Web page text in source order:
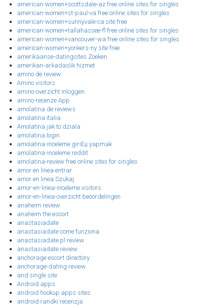
american-women+scottsdale-az free online sites for singles
american-women+st-paul-va free online sites for singles
american-women+sunnyvale-ca site free
american-women+tallahassee-fl free online sites for singles
american-women+vancouver-wa free online sites for singles
american-women+yonkers-ny site free
amerikaanse-datingsites Zoeken
amerikan-arkadaslik hizmet
amino de review
Amino visitors
amino-overzicht Inloggen
amino-recenze App
amolatina de reviews
amolatina italia
Amolatina jak to dziala
amolatina login
amolatina-inceleme giriЕџ yapmak
amolatina-inceleme reddit
amolatina-review free online sites for singles
amor en linea entrar
amor en linea Szukaj
amor-en-linea-inceleme visitors
amor-en-linea-overzicht beoordelingen
anaheim review
anaheim the escort
anastasiadate
anastasiadate come funziona
anastasiadate pl review
anastasiadate review
anchorage escort directory
anchorage-dating review
and single site
Android apps
android hookup apps sites
android randki recenzja